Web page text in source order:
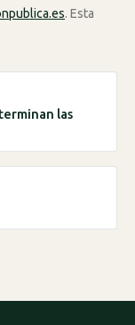
. Esta
las